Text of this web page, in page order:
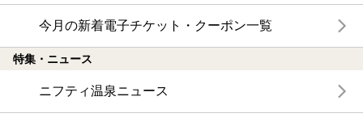
今月の新着電子チケット・クーポン一覧
特集・ニュース
ニフティ温泉ニュース